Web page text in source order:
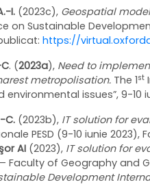
I. (2023c), Geospatial
on Sustainable
https://
. (2023a), Need to
metropolisation. The 1st
issues”, 9-10
C. (2023b), IT solution for
PESD (9-10 iunie
AI (2023), IT solution for
Faculty of Geography
Development